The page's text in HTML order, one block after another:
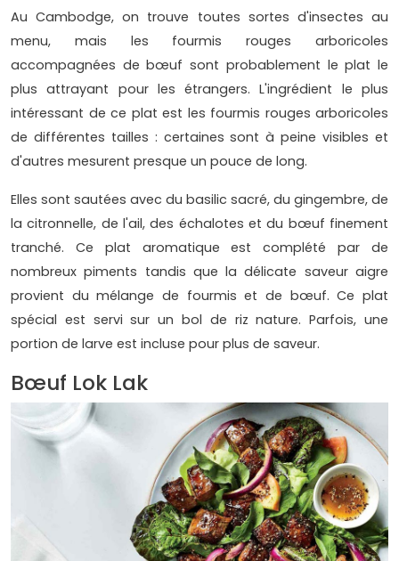
Au Cambodge, on trouve toutes sortes d'insectes au
menu, mais les fourmis rouges arboricoles
accompagnées de bœuf sont probablement le plat le
plus attrayant pour les étrangers. L'ingrédient le plus
intéressant de ce plat est les fourmis rouges arboricoles
de différentes tailles : certaines sont à peine visibles et
d'autres mesurent presque un pouce de long.
Elles sont sautées avec du basilic sacré, du gingembre, de
la citronnelle, de l'ail, des échalotes et du bœuf finement
tranché. Ce plat aromatique est complété par de
nombreux piments tandis que la délicate saveur aigre
provient du mélange de fourmis et de bœuf. Ce plat
spécial est servi sur un bol de riz nature. Parfois, une
portion de larve est incluse pour plus de saveur.
Bœuf Lok Lak